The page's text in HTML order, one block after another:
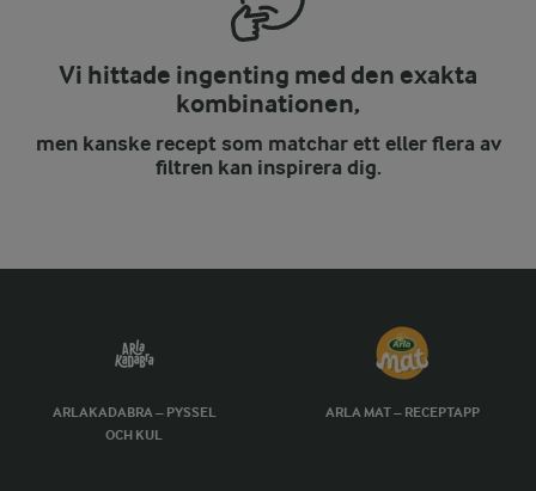
Vi hittade ingenting med den exakta
kombinationen,
men kanske recept som matchar ett eller flera av
filtren kan inspirera dig.
ARLAKADABRA – PYSSEL
OCH KUL
ARLA MAT – RECEPTAPP